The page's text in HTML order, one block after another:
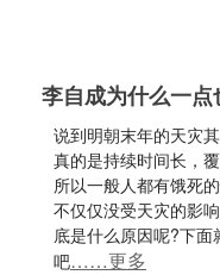
李自成为什么一点
说到明朝末年的天灾
真的是持续时间长，
所以一般人都有饿死
不仅仅没受天灾的影
底是什么原因呢?下
吧……更多